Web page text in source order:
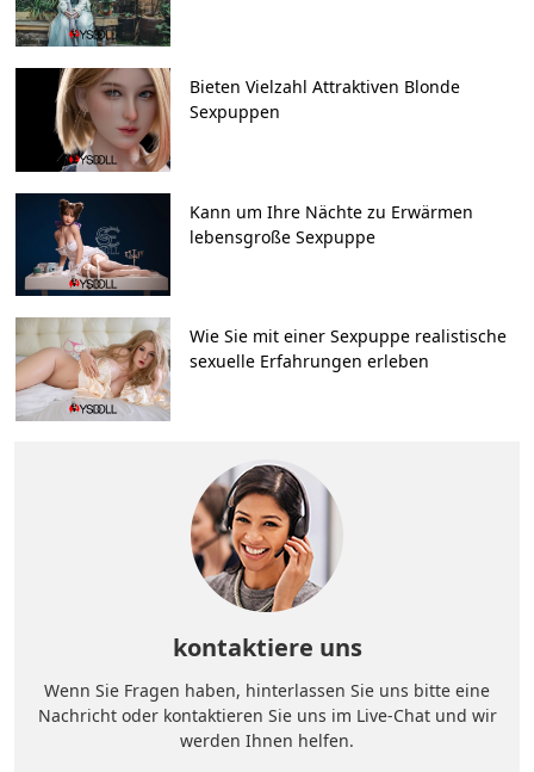
Bieten Vielzahl Attraktiven Blonde
Sexpuppen
Kann um Ihre Nächte zu Erwärmen
lebensgroße Sexpuppe
Wie Sie mit einer Sexpuppe realistische
sexuelle Erfahrungen erleben
kontaktiere uns
Wenn Sie Fragen haben, hinterlassen Sie uns bitte eine
Nachricht oder kontaktieren Sie uns im Live-Chat und wir
werden Ihnen helfen.